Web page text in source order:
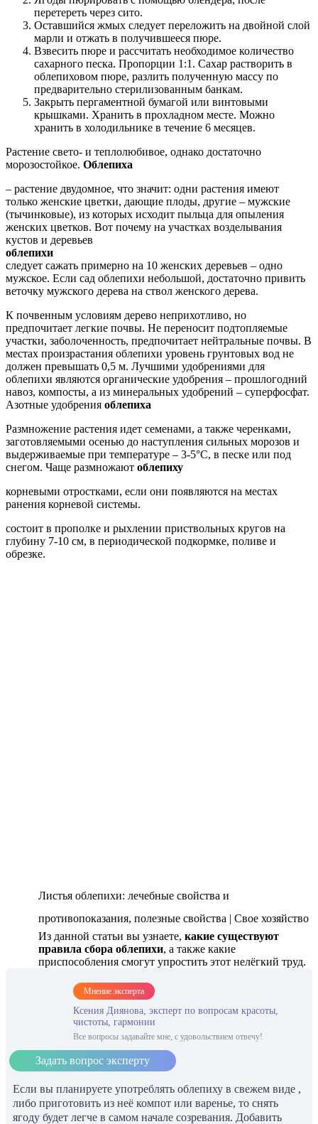
перетереть через сито.
Оставшийся жмых следует переложить на двойной слой
марли и отжать в получившееся пюре.
Взвесить пюре и рассчитать необходимое количество
сахарного песка. Пропорции 1:1. Сахар растворить в
облепиховом пюре, разлить полученную массу по
предварительно стерилизованным банкам.
Закрыть пергаментной бумагой или винтовыми
крышками. Хранить в прохладном месте. Можно
хранить в холодильнике в течение 6 месяцев.
Растение свето- и теплолюбивое, однако достаточно
морозостойкое. Облепиха
– растение двудомное, что значит: одни растения имеют
только женские цветки, дающие плоды, другие – мужские
(тычинковые), из которых исходит пыльца для опыления
женских цветков. Вот почему на участках возделывания
кустов и деревьев
облепихи
следует сажать примерно на 10 женских деревьев – одно
мужское. Если сад облепихи небольшой, достаточно привить
веточку мужского дерева на ствол женского дерева.
К почвенным условиям дерево неприхотливо, но
предпочитает легкие почвы. Не переносит подтопляемые
участки, заболоченность, предпочитает нейтральные почвы. В
местах произрастания облепихи уровень грунтовых вод не
должен превышать 0,5 м. Лучшими удобрениями для
облепихи являются органические удобрения – прошлогодний
навоз, компосты, а из минеральных удобрений – суперфосфат.
Азотные удобрения облепиха
Размножение растения идет семенами, а также черенками,
заготовляемыми осенью до наступления сильных морозов и
выдерживаемые при температуре – 3-5°С, в песке или под
снегом. Чаще размножают облепиху
корневыми отростками, если они появляются на местах
ранения корневой системы.
состоит в прополке и рыхлении приствольных кругов на
глубину 7-10 см, в периодической подкормке, поливе и
обрезке.
Листья облепихи: лечебные свойства и
противопоказания, полезные свойства | Свое хозяйство
Из данной статьи вы узнаете, какие существуют
правила сбора облепихи, а также какие
приспособления смогут упростить этот нелёгкий труд.
Мнение эксперта
Ксения Диянова, эксперт по вопросам красоты,
чистоты, гармонии
Все вопросы задавайте мне, с удовольствием отвечу!
Задать вопрос эксперту
Если вы планируете употреблять облепиху в свежем виде ,
либо приготовить из неё компот или варенье, то снять
ягоду будет легче в самом начале созревания. Добавить